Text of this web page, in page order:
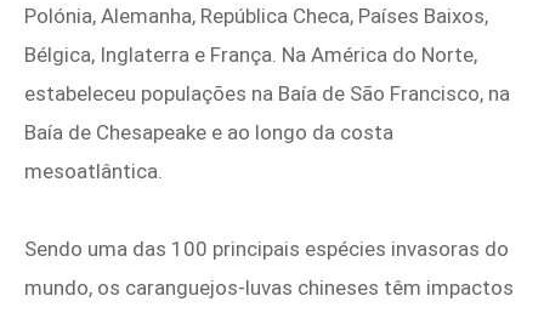
Polónia, Alemanha, República Checa, Países Baixos,
Bélgica, Inglaterra e França. Na América do Norte,
estabeleceu populações na Baía de São Francisco, na
Baía de Chesapeake e ao longo da costa
mesoatlântica.
Sendo uma das 100 principais espécies invasoras do
mundo, os caranguejos-luvas chineses têm impactos